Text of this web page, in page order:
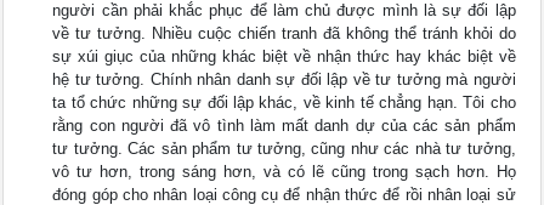
người cần phải khắc phục để làm chủ được mình là sự đối lập
về tư tưởng. Nhiều cuộc chiến tranh đã không thể tránh khỏi do
sự xúi giục của những khác biệt về nhận thức hay khác biệt về
hệ tư tưởng. Chính nhân danh sự đối lập về tư tưởng mà người
ta tổ chức những sự đối lập khác, về kinh tế chẳng hạn. Tôi cho
rằng con người đã vô tình làm mất danh dự của các sản phẩm
tư tưởng. Các sản phẩm tư tưởng, cũng như các nhà tư tưởng,
vô tư hơn, trong sáng hơn, và có lẽ cũng trong sạch hơn. Họ
đóng góp cho nhân loại công cụ để nhận thức để rồi nhân loại sử